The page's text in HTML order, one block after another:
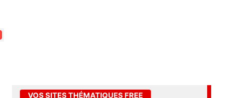
VOS SITES THÉMATIQUES FREE